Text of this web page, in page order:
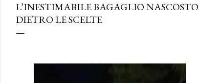
L’INESTIMABILE BAGAGLIO NASCOSTO
DIETRO LE SCELTE